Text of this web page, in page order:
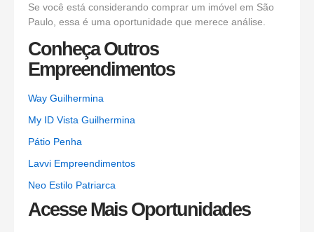
Se você está considerando comprar um imóvel em São
Paulo, essa é uma oportunidade que merece análise.
Conheça Outros
Empreendimentos
Way Guilhermina
My ID Vista Guilhermina
Pátio Penha
Lavvi Empreendimentos
Neo Estilo Patriarca
Acesse Mais Oportunidades